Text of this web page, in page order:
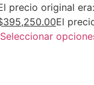
precio original era:
El
Seleccionar